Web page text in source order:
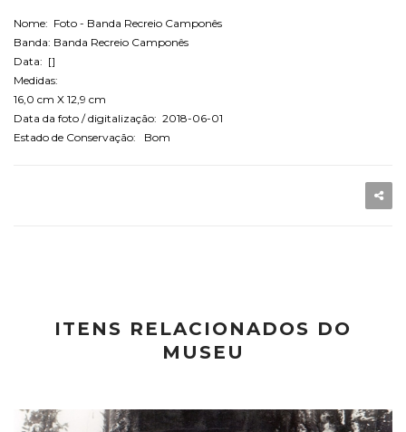
Nome: Foto - Banda Recreio Camponês
Banda: Banda Recreio Camponês
Data: []
Medidas:
16,0 cm X 12,9 cm
Data da foto / digitalização: 2018-06-01
Estado de Conservação: Bom
ITENS RELACIONADOS DO
MUSEU